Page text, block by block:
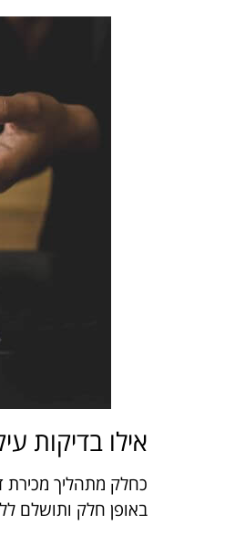
אילו בדיקות
כחלק מתהליך מכירת
באופן חלק ותושלם